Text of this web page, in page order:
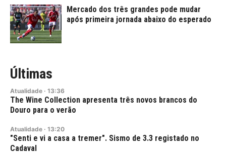
Mercado dos três grandes pode mudar
após primeira jornada abaixo do esperado
Últimas
Atualidade · 13:36
The Wine Collection apresenta três novos brancos do
Douro para o verão
Atualidade · 13:20
"Senti e vi a casa a tremer". Sismo de 3.3 registado no
Cadaval